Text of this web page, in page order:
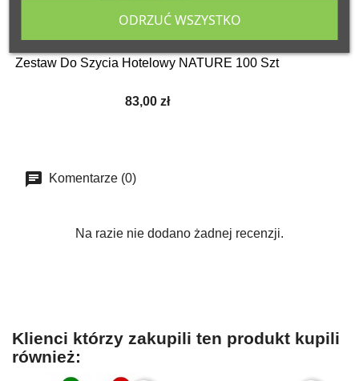
ODRZUĆ WSZYSTKO
Zestaw Do Szycia Hotelowy NATURE 100 Szt
83,00 zł
Komentarze (0)
Na razie nie dodano żadnej recenzji.
Klienci którzy zakupili ten produkt kupili
również: